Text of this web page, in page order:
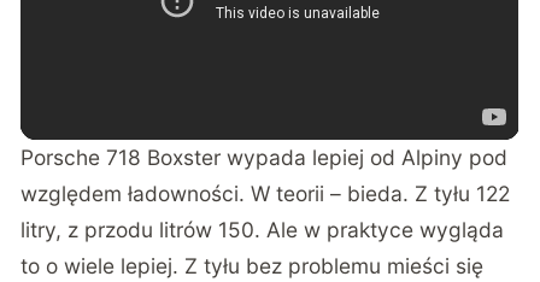
Porsche 718 Boxster wypada lepiej od Alpiny pod
względem ładowności. W teorii – bieda. Z tyłu 122
litry, z przodu litrów 150. Ale w praktyce wygląda
to o wiele lepiej. Z tyłu bez problemu mieści się